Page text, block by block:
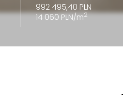
992 495,40 PLN
14 060 PLN/m2